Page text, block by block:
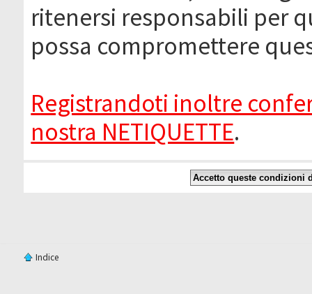
ritenersi responsabili per
possa compromettere
Registrandoti inoltre
nostra NETIQUETTE.
Indice